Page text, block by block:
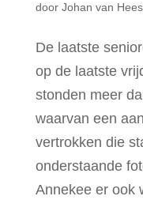
door Johan van
De laatste
op de laatste
stonden meer
waarvan een
vertrokken die
onderstaande
Annekee er ook